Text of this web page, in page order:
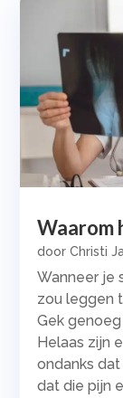
Waarom
doorChristi
Wanneer je
zou leggen
Gek
Helaas zijn
ondanks
dat die pijn